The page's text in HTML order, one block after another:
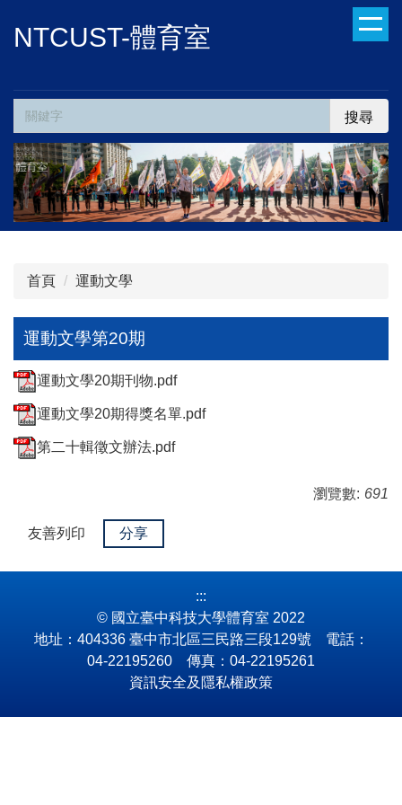
到
內
區
NTCUST-體育室
搜尋
首頁 運動文學
運動文學第20期
運動文學20期刊物.pdf
運動文學20期得獎名單.pdf
第二十輯徵文辦法.pdf
瀏覽數: 691
友善列印 分享
:::
© 國立臺中科技大學體育室 2022
地址：404336 臺中市北區三民路三段129號 電話：
04-22195260 傳真：04-22195261
資訊安全及隱私權政策